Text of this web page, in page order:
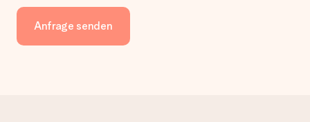
Anfrage senden